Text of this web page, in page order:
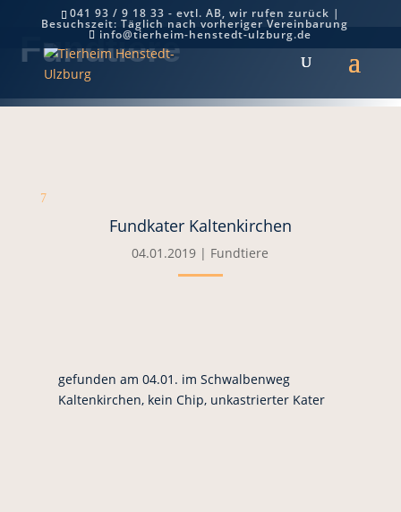
041 93 / 9 18 33 - evtl. AB, wir rufen zurück |
Besuchszeit: Täglich nach vorheriger Vereinbarung
info@tierheim-henstedt-ulzburg.de
Fundtiere
7
Fundkater Kaltenkirchen
04.01.2019 | Fundtiere
gefunden am 04.01. im Schwalbenweg
Kaltenkirchen, kein Chip, unkastrierter Kater